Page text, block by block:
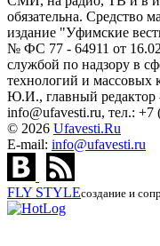
обязательна. Средство
издание "Уфимские
№ ФС 77 - 64911 от
службой по надзору в
технологий и массовых
Ю.И., главный
info@ufavesti.ru, тел.: +7
© 2026 Ufavesti.Ru
E-mail: info@ufavesti.ru
FLY STYLEсоздание и